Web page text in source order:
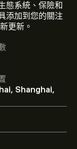
態系統、保險和
添加到您的關注
更新。
Shanghai,
。
長對Fosun
解未來價格走
元